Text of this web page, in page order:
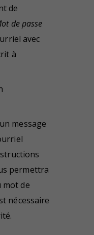
de
de passe
avec
à
message
permettra
mot de
nécessaire